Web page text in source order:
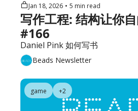
Jan 18, 2026 • 5 min read
写作工程: 结构让你
#166
Daniel Pink 如何写书
Beads Newsletter
game +2